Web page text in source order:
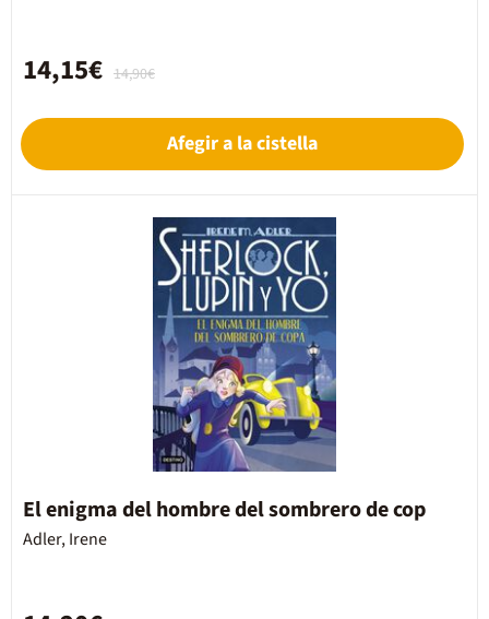
14,90€
14,15€
Afegir a la cistella
El enigma del hombre del sombrero de cop
Adler, Irene